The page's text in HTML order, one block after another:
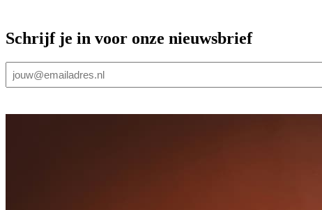
Schrijf je in voor onze nieuwsbrief
mailadres